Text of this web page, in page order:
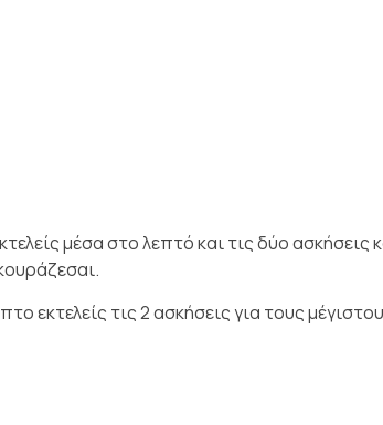
μέσα στο λεπτό και τις δύο ασκήσεις
εκτελείς τις 2 ασκήσεις για τους